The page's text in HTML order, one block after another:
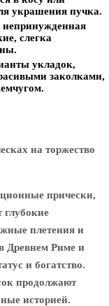
украшения пучка.
непринужденная
слегка
укладок,
заколками,
на торжество
прически,
глубокие
плетения и
Древнем Риме и
и богатство.
продолжают
историей.